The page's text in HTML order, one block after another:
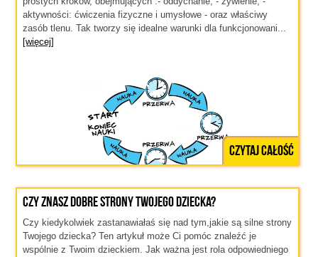
aktywności: ćwiczenia fizyczne i umysłowe - oraz właściwy
zasób tlenu. Tak tworzy się idealne warunki dla funkcjonowani...
[więcej]
Czytaj całość
Czy znasz Dobre strony Twojego dziecka?
Czy kiedykolwiek zastanawiałaś się nad tym,jakie są silne strony
Twojego dziecka? Ten artykuł może Ci pomóc znaleźć je
wspólnie z Twoim dzieckiem. Jak ważna jest rola odpowiedniego